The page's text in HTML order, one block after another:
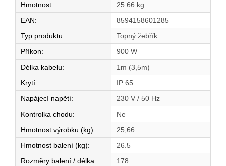
Hmotnost:
25.66 kg
EAN:
8594158601285
Typ produktu:
Topný žebřík
Příkon:
900 W
Délka kabelu:
1m (3,5m)
Krytí:
IP 65
Napájecí napětí:
230 V / 50 Hz
Kontrolka chodu:
Ne
Hmotnost výrobku (kg):
25,66
Hmotnost balení (kg):
26.5
Rozměry balení / délka
178